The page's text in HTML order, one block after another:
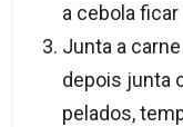
a cebola ficar
Junta a
depois junta
pelados,